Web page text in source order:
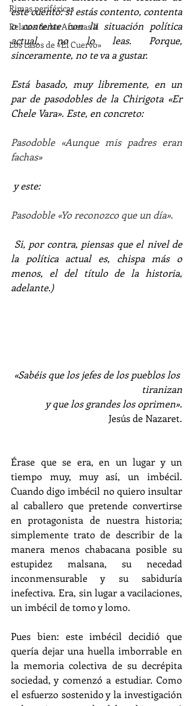
Rimas periféricas
Relatos de las Afueras II
Los casos de «El Cuervo»
este cuento: si estás contento, contenta
o contente con la situación política
actual, no lo leas. Porque,
sinceramente, no te va a gustar.
Está basado, muy libremente, en un
par de pasodobles de la Chirigota «Er
Chele Vara». Este, en concreto:
Pasodoble «Aunque mis padres eran
fachas»
y este:
Pasodoble «Yo reconozco que un día».
la política actual es, chispa más o
menos, el del título de la historia,
adelante.)
«Sabéis que los jefes de los pueblos los
tiranizan
y que los grandes los oprimen».
Jesús de Nazaret.
Érase que se era, en un lugar y un
tiempo muy, muy así, un imbécil.
Cuando digo imbécil no quiero insultar
al caballero que pretende convertirse
en protagonista de nuestra historia;
simplemente trato de describir de la
manera menos chabacana posible su
estupidez malsana, su necedad
inconmensurable y su sabiduría
inefectiva. Era, sin lugar a vacilaciones,
un imbécil de tomo y lomo.
Pues bien: este imbécil decidió que
quería dejar una huella imborrable en
la memoria colectiva de su decrépita
sociedad, y comenzó a estudiar. Como
el esfuerzo sostenido y la investigación